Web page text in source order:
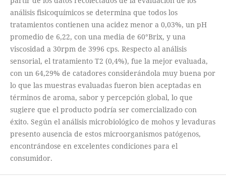
análisis fisicoquímicos se determina que todos los
tratamientos contienen una acidez menor a 0,03%, un pH
promedio de 6,22, con una media de 60°Brix, y una
viscosidad a 30rpm de 3996 cps. Respecto al análisis
sensorial, el tratamiento T2 (0,4%), fue la mejor evaluada,
con un 64,29% de catadores considerándola muy buena por
lo que las muestras evaluadas fueron bien aceptadas en
términos de aroma, sabor y percepción global, lo que
sugiere que el producto podría ser comercializado con
éxito. Según el análisis microbiológico de mohos y levaduras
presento ausencia de estos microorganismos patógenos,
encontrándose en excelentes condiciones para el
consumidor.